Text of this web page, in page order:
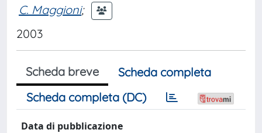
C. Maggioni;
2003
Scheda breve
Scheda completa
Scheda completa (DC)
Data di pubblicazione